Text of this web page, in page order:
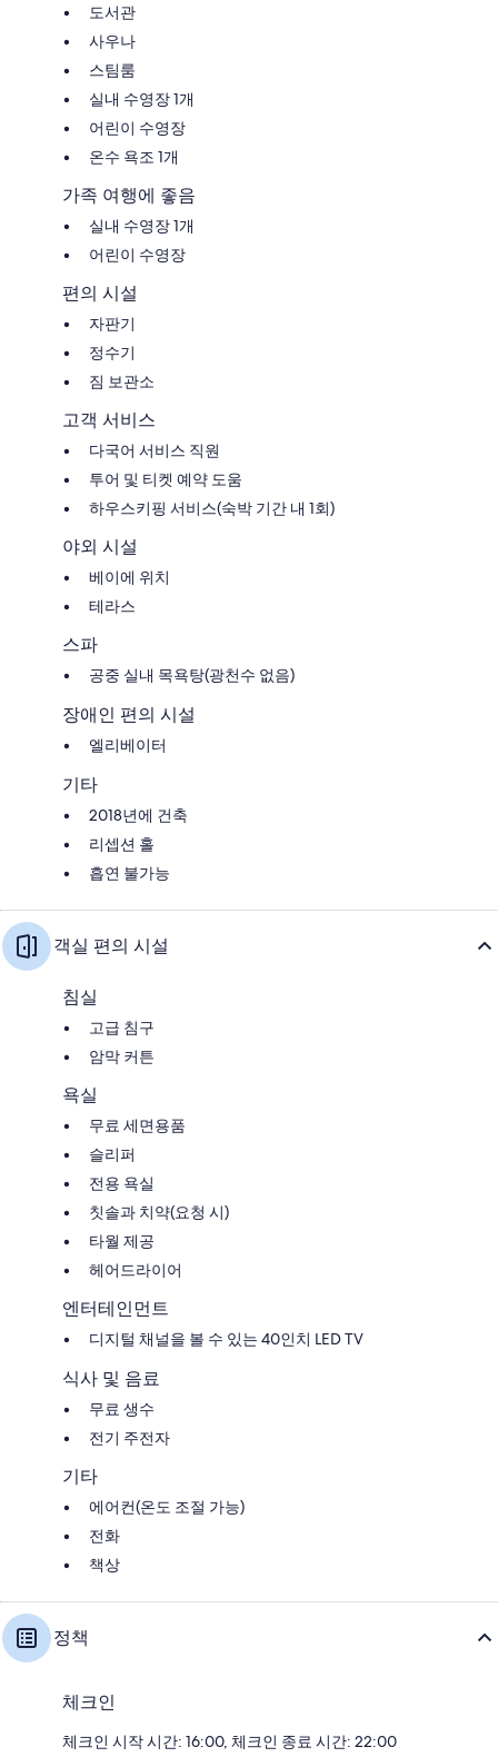
도서관
사우나
스팀룸
실내 수영장 1개
어린이 수영장
온수 욕조 1개
가족 여행에 좋음
실내 수영장 1개
어린이 수영장
편의 시설
자판기
정수기
짐 보관소
고객 서비스
다국어 서비스 직원
투어 및 티켓 예약 도움
하우스키핑 서비스(숙박 기간 내 1회)
야외 시설
베이에 위치
테라스
스파
공중 실내 목욕탕(광천수 없음)
장애인 편의 시설
엘리베이터
기타
2018년에 건축
리셉션 홀
흡연 불가능
객실 편의 시설
침실
고급 침구
암막 커튼
욕실
무료 세면용품
슬리퍼
전용 욕실
칫솔과 치약(요청 시)
타월 제공
헤어드라이어
엔터테인먼트
디지털 채널을 볼 수 있는 40인치 LED TV
식사 및 음료
무료 생수
전기 주전자
기타
에어컨(온도 조절 가능)
전화
책상
정책
체크인
체크인 시작 시간: 16:00, 체크인 종료 시간: 22:00